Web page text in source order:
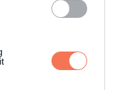
a csillagok, hogy